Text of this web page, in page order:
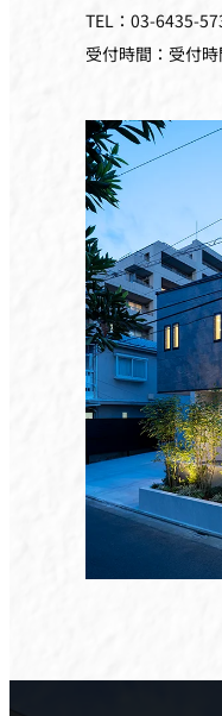
TEL：03-6435-
受付時間：受付